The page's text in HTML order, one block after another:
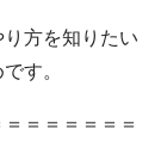
方を知りたい
す。
＝＝＝＝＝＝